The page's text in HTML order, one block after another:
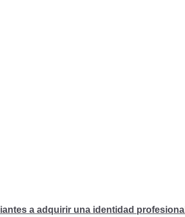
a adquirir una identidad profesional